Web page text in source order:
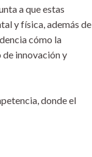
a que estas
y física, además de
cómo la
innovación y
donde el